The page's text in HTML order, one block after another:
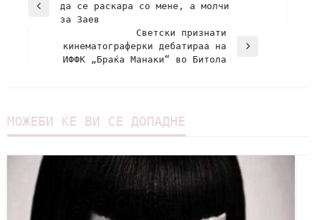
да се раскара со мене, а молчи
за Заев
Светски признати
кинематограферки дебатираа на
ИФФК „Браќа Манаки“ во Битола
МОЖЕБИ ЌЕ ВИ СЕ ДОПАДНЕ